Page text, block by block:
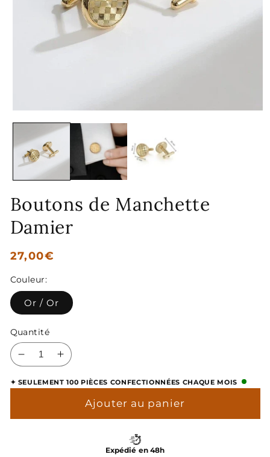
le
dans
une
fenêtre
modale
Boutons de Manchette
Damier
Prix
27,00€
Couleur:
Or / Or
Quantité
Réduire
quantité
Boutons
Augmenter
quantité
Boutons
✦ SEULEMENT 100 PIÈCES CONFECTIONNÉES CHAQUE MOIS
Ajouter au panier
Expédié en 48h